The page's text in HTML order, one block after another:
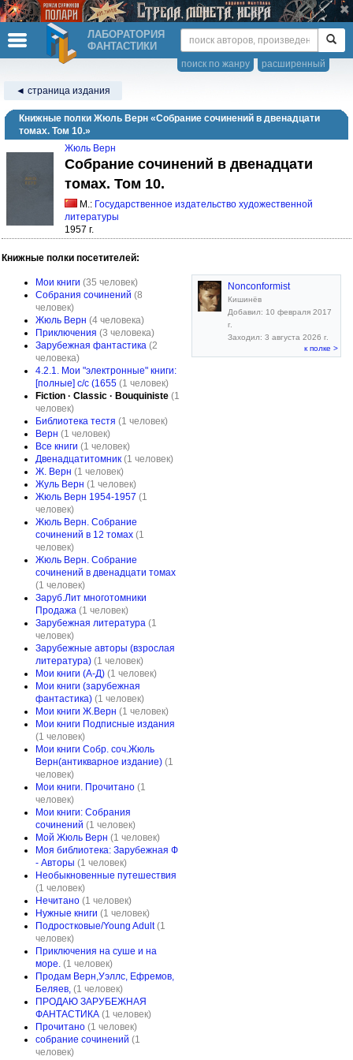
ЛАБОРАТОРИЯ
ФАНТАСТИКИ
расширенный
поиск по жанру
◄ страница издания
Книжные полки Жюль Верн «Собрание сочинений в двенадцати
томах. Том 10.»
Жюль Верн
Собрание сочинений в двенадцати
томах. Том 10.
М.: Государственное издательство художественной
литературы
1957 г.
Книжные полки посетителей:
Мои книги (35 человек)
Собрания сочинений (8
человек)
Жюль Верн (4 человека)
Приключения (3 человека)
Зарубежная фантастика (2
человека)
4.2.1. Мои "электронные" книги:
[полные] с/с (1655 (1 человек)
Fiction · Classic · Bouquiniste (1
человек)
Библиотека тестя (1 человек)
Верн (1 человек)
Все книги (1 человек)
Двенадцатитомник (1 человек)
Ж. Верн (1 человек)
Жуль Верн (1 человек)
Жюль Верн 1954-1957 (1
человек)
Жюль Верн. Собрание
сочинений в 12 томах (1
человек)
Жюль Верн. Собрание
сочинений в двенадцати томах
(1 человек)
Заруб.Лит многотомники
Продажа (1 человек)
Зарубежная литература (1
человек)
Зарубежные авторы (взрослая
литература) (1 человек)
Мои книги (А-Д) (1 человек)
Мои книги (зарубежная
фантастика) (1 человек)
Мои книги Ж.Верн (1 человек)
Мои книги Подписные издания
(1 человек)
Мои книги Собр. соч.Жюль
Верн(антикварное издание) (1
человек)
Мои книги. Прочитано (1
человек)
Мои книги: Собрания
сочинений (1 человек)
Мой Жюль Верн (1 человек)
Моя библиотека: Зарубежная Ф
- Авторы (1 человек)
Необыкновенные путешествия
(1 человек)
Нечитано (1 человек)
Нужные книги (1 человек)
Подростковые/Young Adult (1
человек)
Приключения на суше и на
море. (1 человек)
Продам Верн,Уэллс, Ефремов,
Беляев, (1 человек)
ПРОДАЮ ЗАРУБЕЖНАЯ
ФАНТАСТИКА (1 человек)
Прочитано (1 человек)
собрание сочинений (1
человек)
Nonconformist
Кишинёв
Добавил: 10 февраля 2017
г.
Заходил: 3 августа 2026 г.
к полке >